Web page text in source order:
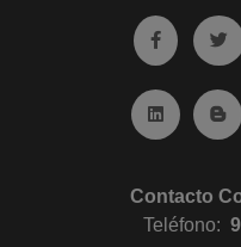
Ir a Ir
Ir a Ir
Contacto
Teléfono: